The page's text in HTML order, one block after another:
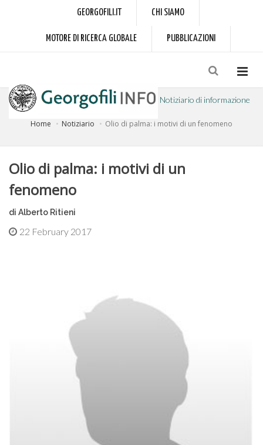
GEORGOFILI.IT CHI SIAMO
MOTORE DI RICERCA GLOBALE PUBBLICAZIONI
Notiziario di informazione
Home Notiziario Olio di palma: i motivi di un fenomeno
Olio di palma: i motivi di un
fenomeno
di Alberto Ritieni
22 February 2017